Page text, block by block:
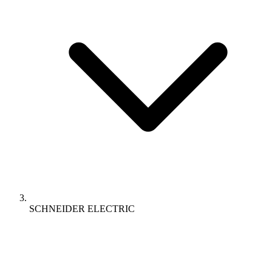
SCHNEIDER ELECTRIC